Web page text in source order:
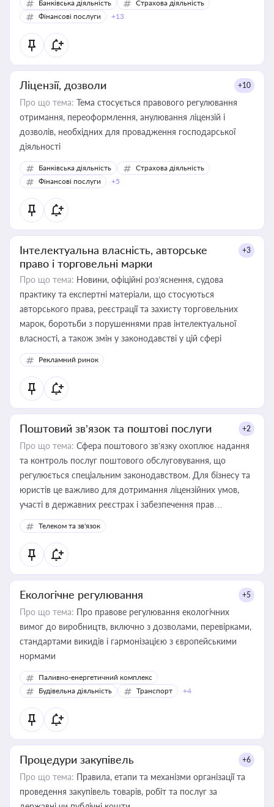
Банківська діяльність
Страхова діяльність
Фінансові послуги
+13
Ліцензії, дозволи +10
Про що тема: Тема стосується правового регулювання
отримання, переоформлення, анулювання ліцензій і
дозволів, необхідних для провадження господарської
діяльності
Банківська діяльність
Страхова діяльність
Фінансові послуги
+5
Інтелектуальна власність, авторське
право і торговельні марки
+3
Про що тема: Новини, офіційні роз’яснення, судова
практику та експертні матеріали, що стосуються
авторського права, реєстрації та захисту торговельних
марок, боротьби з порушеннями прав інтелектуальної
власності, а також змін у законодавстві у цій сфері
Рекламний ринок
Поштовий зв’язок та поштові послуги +2
Про що тема: Сфера поштового зв’язку охоплює надання
та контроль послуг поштового обслуговування, що
регулюється спеціальним законодавством. Для бізнесу та
юристів це важливо для дотримання ліцензійних умов,
участі в державних реєстрах і забезпечення прав
споживачів.
Телеком та зв'язок
Екологічне регулювання +5
Про що тема: Про правове регулювання екологічних
вимог до виробництв, включно з дозволами, перевірками,
стандартами викидів і гармонізацією з європейськими
нормами
Паливно-енергетичний комплекс
Будівельна діяльність
Транспорт +4
Процедури закупівель +6
Про що тема: Правила, етапи та механізми організації та
проведення закупівель товарів, робіт та послуг за